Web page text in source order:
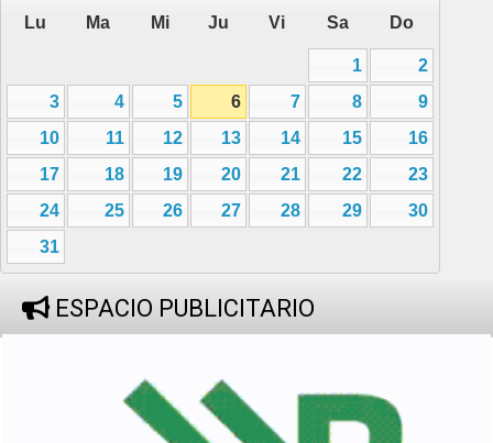
Lu Ma Mi Ju Vi Sa Do
1
2
3
4 5 6 7 8
9
10
11 12 13 14 15
16
17
18 19 20 21 22
23
24
25 26 27 28 29
30
31
ESPACIO PUBLICITARIO